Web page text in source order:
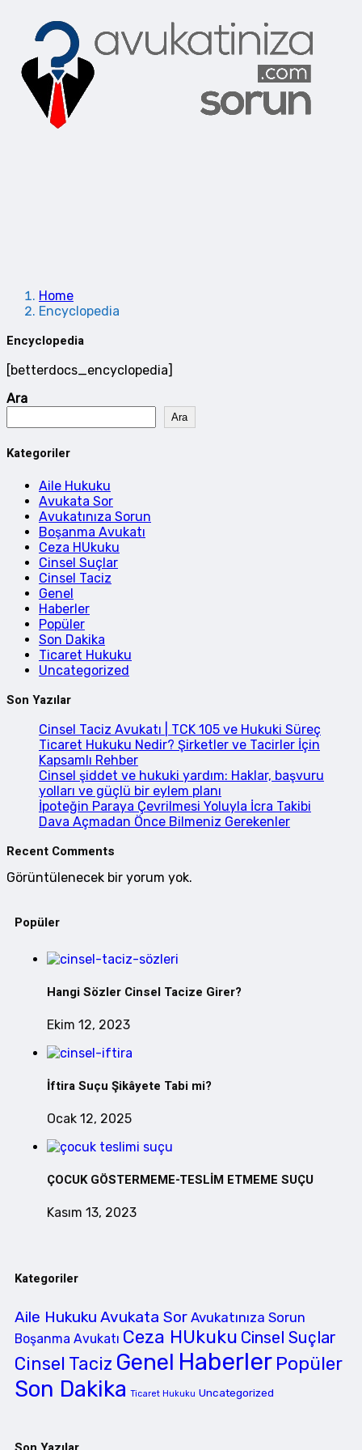
Home
Encyclopedia
Encyclopedia
[betterdocs_encyclopedia]
Ara
Ara
Kategoriler
Aile Hukuku
Avukata Sor
Avukatınıza Sorun
Boşanma Avukatı
Ceza HUkuku
Cinsel Suçlar
Cinsel Taciz
Genel
Haberler
Popüler
Son Dakika
Ticaret Hukuku
Uncategorized
Son Yazılar
Cinsel Taciz Avukatı | TCK 105 ve Hukuki Süreç
Ticaret Hukuku Nedir? Şirketler ve Tacirler İçin
Kapsamlı Rehber
Cinsel şiddet ve hukuki yardım: Haklar, başvuru
yolları ve güçlü bir eylem planı
İpoteğin Paraya Çevrilmesi Yoluyla İcra Takibi
Dava Açmadan Önce Bilmeniz Gerekenler
Recent Comments
Görüntülenecek bir yorum yok.
Popüler
Hangi Sözler Cinsel Tacize Girer?
Ekim 12, 2023
İftira Suçu Şikâyete Tabi mi?
Ocak 12, 2025
ÇOCUK GÖSTERMEME-TESLİM ETMEME SUÇU
Kasım 13, 2023
Kategoriler
Aile Hukuku Avukata Sor Avukatınıza Sorun
Boşanma Avukatı Ceza HUkuku Cinsel Suçlar
Cinsel Taciz Genel Haberler Popüler
Son Dakika Ticaret Hukuku Uncategorized